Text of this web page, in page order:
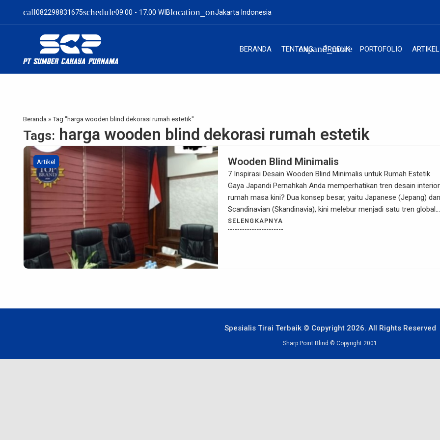
call082298831675schedule09.00 - 17.00 WIBlocation_onJakarta Indonesia
BERANDA TENTANG PRODUK
expand_more PORTOFOLIO ARTIKEL
Beranda »Tag "harga wooden blind dekorasi rumah estetik"
Tags: harga wooden blind dekorasi rumah estetik
Artikel Wooden Blind Minimalis
7 Inspirasi Desain Wooden Blind Minimalis untuk Rumah Estetik
Gaya Japandi Pernahkah Anda memperhatikan tren desain interior
rumah masa kini? Dua konsep besar, yaitu Japanese (Jepang) dan
Scandinavian (Skandinavia), kini melebur menjadi satu tren global
yang sangat digemari bernama gaya Japandi. Gaya ini
mengedepankan fungsionalitas yang ringkas, palet warna netral
SELENGKAPNYA
Spesialis Tirai Terbaik © Copyright 2026. All Rights Reserved
Sharp Point Blind © Copyright 2001